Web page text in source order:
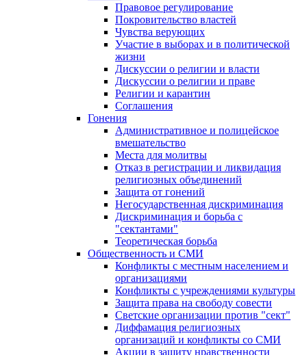
Правовое регулирование
Покровительство властей
Чувства верующих
Участие в выборах и в политической
жизни
Дискуссии о религии и власти
Дискуссии о религии и праве
Религии и карантин
Соглашения
Гонения
Административное и полицейское
вмешательство
Места для молитвы
Отказ в регистрации и ликвидация
религиозных объединений
Защита от гонений
Негосударственная дискриминация
Дискриминация и борьба с
"сектантами"
Теоретическая борьба
Общественность и СМИ
Конфликты с местным населением и
организациями
Конфликты с учреждениями культуры
Защита права на свободу совести
Светские организации против "сект"
Диффамация религиозных
организаций и конфликты со СМИ
Акции в защиту нравственности